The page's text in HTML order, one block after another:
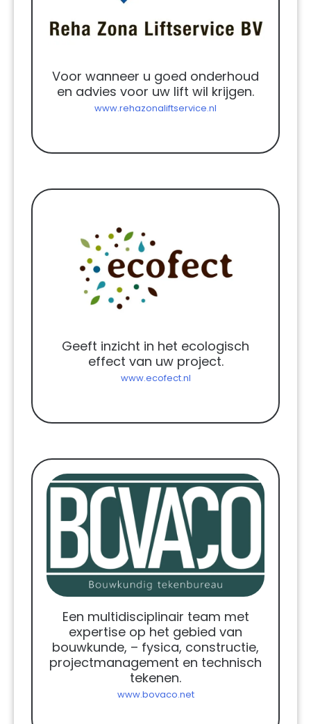
Voor wanneer u goed onderhoud
en advies voor uw lift wil krijgen.
www.rehazonaliftservice.nl
Geeft inzicht in het ecologisch
effect van uw project.
www.ecofect.nl
Een multidisciplinair team met
expertise op het gebied van
bouwkunde, – fysica, constructie,
projectmanagement en technisch
tekenen.
www.bovaco.net